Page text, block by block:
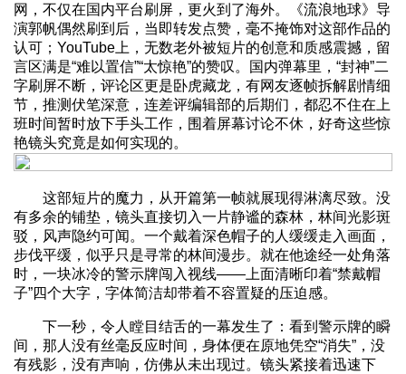
网，不仅在国内平台刷屏，更火到了海外。《流浪地球》导
演郭帆偶然刷到后，当即转发点赞，毫不掩饰对这部作品的
认可；YouTube上，无数老外被短片的创意和质感震撼，留
言区满是“难以置信”“太惊艳”的赞叹。国内弹幕里，“封神”二
字刷屏不断，评论区更是卧虎藏龙，有网友逐帧拆解剧情细
节，推测伏笔深意，连差评编辑部的后期们，都忍不住在上
班时间暂时放下手头工作，围着屏幕讨论不休，好奇这些惊
艳镜头究竟是如何实现的。
这部短片的魔力，从开篇第一帧就展现得淋漓尽致。没
有多余的铺垫，镜头直接切入一片静谧的森林，林间光影斑
驳，风声隐约可闻。一个戴着深色帽子的人缓缓走入画面，
步伐平缓，似乎只是寻常的林间漫步。就在他途经一处角落
时，一块冰冷的警示牌闯入视线——上面清晰印着“禁戴帽
子”四个大字，字体简洁却带着不容置疑的压迫感。
下一秒，令人瞠目结舌的一幕发生了：看到警示牌的瞬
间，那人没有丝毫反应时间，身体便在原地凭空“消失”，没
有残影，没有声响，仿佛从未出现过。镜头紧接着迅速下